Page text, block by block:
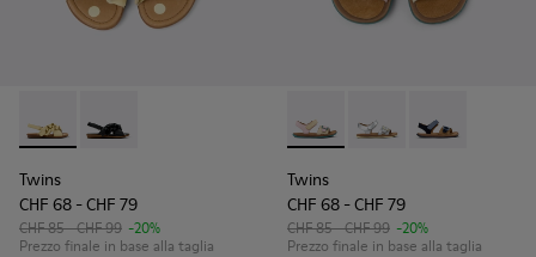
Twins - K800677-001 - Sandali gialli in pelle per bambini.
Twins - K800677-003
Twins
CHF 68 - CHF 79
CHF 85 - CHF 99 -20%
Prezzo finale in base alla taglia
Twins - K800672-003 -
Twins - K800672-
Twins -
Twins
CHF 68 - CHF 79
CHF 85 - CHF 99 -20%
Prezzo finale in base alla taglia